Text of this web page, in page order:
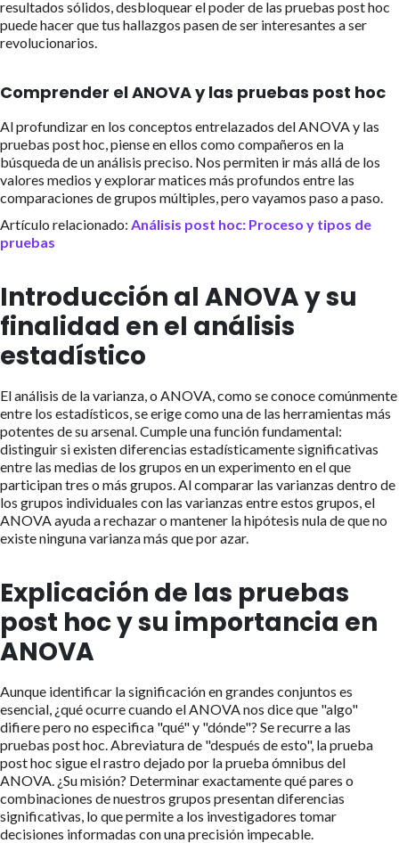
resultados sólidos, desbloquear el poder de las pruebas post hoc
puede hacer que tus hallazgos pasen de ser interesantes a ser
revolucionarios.
Comprender el ANOVA y las pruebas post hoc
Al profundizar en los conceptos entrelazados del ANOVA y las
pruebas post hoc, piense en ellos como compañeros en la
búsqueda de un análisis preciso. Nos permiten ir más allá de los
valores medios y explorar matices más profundos entre las
comparaciones de grupos múltiples, pero vayamos paso a paso.
Artículo relacionado: Análisis post hoc: Proceso y tipos de
pruebas
Introducción al ANOVA y su
finalidad en el análisis
estadístico
El análisis de la varianza, o ANOVA, como se conoce comúnmente
entre los estadísticos, se erige como una de las herramientas más
potentes de su arsenal. Cumple una función fundamental:
distinguir si existen diferencias estadísticamente significativas
entre las medias de los grupos en un experimento en el que
participan tres o más grupos. Al comparar las varianzas dentro de
los grupos individuales con las varianzas entre estos grupos, el
ANOVA ayuda a rechazar o mantener la hipótesis nula de que no
existe ninguna varianza más que por azar.
Explicación de las pruebas
post hoc y su importancia en
ANOVA
Aunque identificar la significación en grandes conjuntos es
esencial, ¿qué ocurre cuando el ANOVA nos dice que "algo"
difiere pero no especifica "qué" y "dónde"? Se recurre a las
pruebas post hoc. Abreviatura de "después de esto", la prueba
post hoc sigue el rastro dejado por la prueba ómnibus del
ANOVA. ¿Su misión? Determinar exactamente qué pares o
combinaciones de nuestros grupos presentan diferencias
significativas, lo que permite a los investigadores tomar
decisiones informadas con una precisión impecable.